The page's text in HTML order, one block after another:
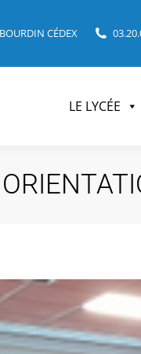
CÉDEX
LE LYCÉE